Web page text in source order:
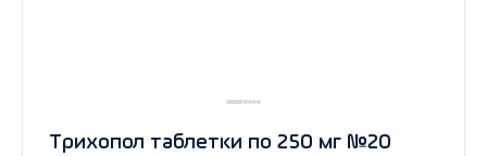
Трихопол таблетки по 250 мг №20